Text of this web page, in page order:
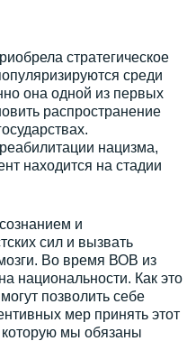
стратегическое
среди
она одной из первых
распространение
нацизма,
находится на стадии
и
сил и вызвать
Во время ВОВ из
национальности. Как это
позволить себе
мер принять этот
которую мы обязаны